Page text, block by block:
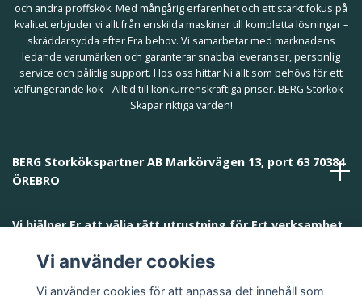
och andra proffskök. Med mångårig erfarenhet och ett starkt fokus på
kvalitet erbjuder vi allt från enskilda maskiner till kompletta lösningar –
skräddarsydda efter Era behov. Vi samarbetar med marknadens
ledande varumärken och garanterar snabba leveranser, personlig
service och pålitlig support. Hos oss hittar Ni allt som behövs för ett
välfungerande kök – Alltid till konkurrenskraftiga priser. BERG Storkök -
Skapar riktiga värden!
BERG Storkökspartner AB Markörvägen 13, port 63 70384
ÖREBRO
Vi hjälper Er att välja rätt utrustning för Ert verksamhet
Vi använder cookies
Vi använder cookies för att anpassa det innehåll som